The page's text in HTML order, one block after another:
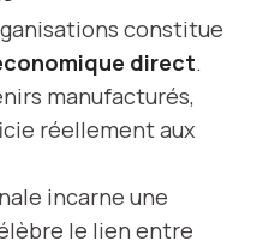
constitue
direct.
manufacturés,
réellement aux
incarne une
le lien entre